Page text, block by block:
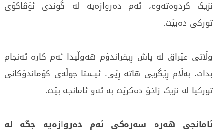
نزیک کردوەتەوە، ئەم دەروازەیە لە گوندی ئۆڤاکۆی
تورکی دەبێت.
وڵاتی عێراق لە پاش ڕیفراندۆم هەوڵیدا ئەم کارە ئەنجام
بدات، بەڵام ڕێگریی هاتە ڕێی، ئیستا جوڵەی کۆماندۆکانی
تورکیا لە نزیک زاخۆ دەکرێت بە ئەو ئامانجە بێت.
ئامانجی هەرە سەرەکی ئەم دەروازەیە جگە لە